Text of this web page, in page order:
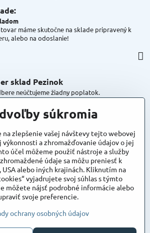
máme skutočne na sklade pripravený k
alebo na odoslanie!
sklad Pezinok
neúčtujeme žiadny poplatok.
do areálu z Bratislavskej ulice
súkromia
na zlepšenie vašej návštevy tejto webovej
výkonnosti a zhromažďovanie údajov o jej
účel môžeme použiť nástroje a služby
údaje sa môžu preniesť k
USA alebo iných krajinách. Kliknutím na
vyjadrujete svoj súhlas s týmto
môžete nájsť podrobné informácie alebo
svoje preferencie.
ochrany osobných údajov